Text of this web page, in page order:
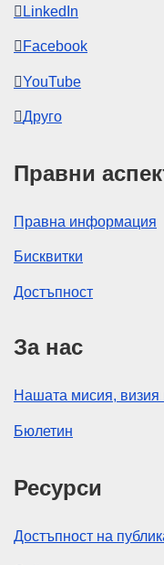
LinkedIn
Facebook
YouTube
Друго
Правни
Правна информация
Бисквитки
Достъпност
За нас
Нашата мисия, визия
Бюлетин
Ресурси
Достъпност на